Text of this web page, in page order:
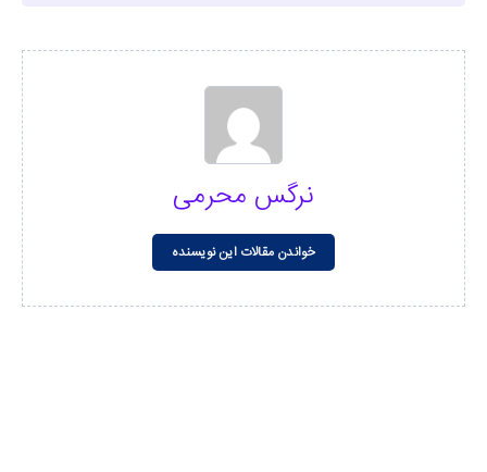
نرگس محرمی
خواندن مقالات این نویسنده